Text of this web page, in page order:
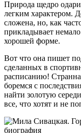
Природа щедро
легким характером.
сложена, но, как
прикладывает
хорошей форме.
Вот что она пишет
сделанных в
расписанию!
боремся с
найти золотую
все, что хотят и не